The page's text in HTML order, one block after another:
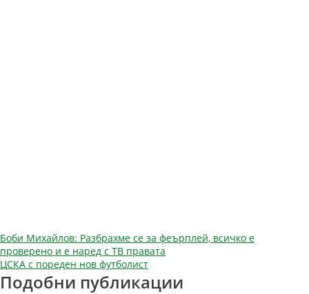
Навигация
Боби Михайлов: Разбрахме се за феърплей, всичко е
проверено и е наред с ТВ правата
ЦСКА с пореден нов футболист
Подобни публикации